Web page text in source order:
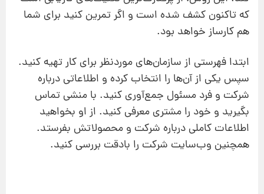
که تاکنون کشف شده است و اگر تمرین کنید برای شما
هم کارساز خواهد بود.
ابتدا فهرستی از سازمان‌های موردنظر برای کار تهیه کنید.
سپس یکی از آن‌ها را انتخاب کرده و اطلاعاتی درباره
شرکت و فرد مسئول جمع‌آوری کنید. با منشی تماس
بگیرید و خود را مشتری معرفی کنید. از او بخواهید
اطلاعات کاملی درباره شرکت و محصولاتش بفرستد.
همچنین وب‌سایت شرکت را بادقت بررسی کنید.